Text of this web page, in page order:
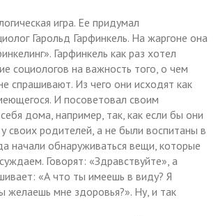
игра. Ее придумал
Гарольд Гарфинкель. На жаргоне она
Гарфинкель как раз хотел
социологов на важность того, о чем
спрашивают. Из чего они исходят как
И посоветовал своим
дома, например, так, как если бы они
своих родителей, а не были воспитаны в
начали обнаруживаться вещи, которые
Говорят: «Здравствуйте», а
«А что ты имеешь в виду? Я
желаешь мне здоровья?». Ну, и так